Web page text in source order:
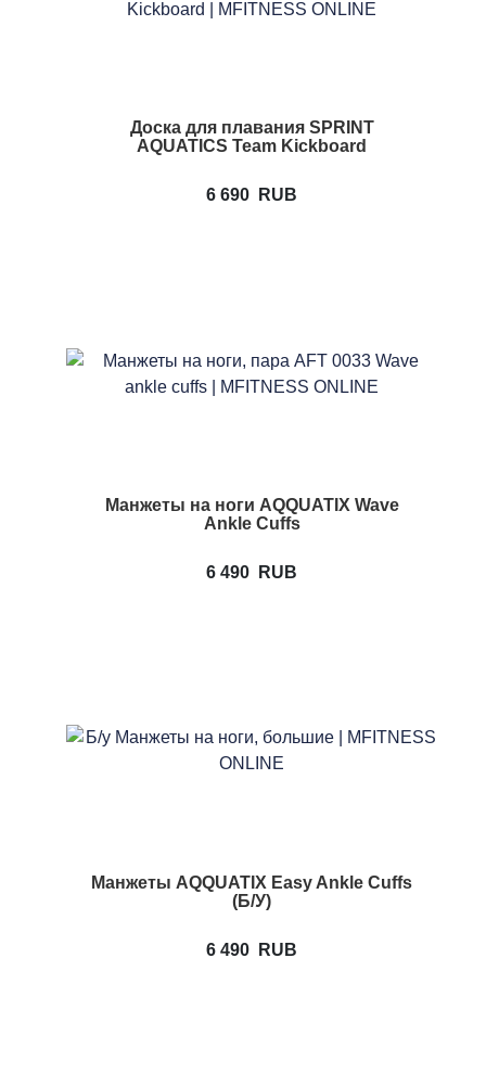
Доска для плавания SPRINT
AQUATICS Team Kickboard
6 690 RUB
Манжеты на ноги AQQUATIX Wave
Ankle Cuffs
6 490 RUB
Манжеты AQQUATIX Easy Ankle Cuffs
(Б/У)
6 490 RUB